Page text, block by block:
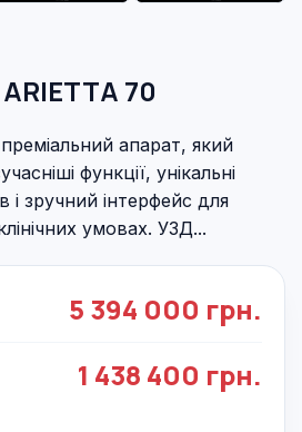
70
апарат, який
функції, унікальні
і зручний інтерфейс для
умовах. УЗД...
5 394 000 грн.
1 438 400 грн.